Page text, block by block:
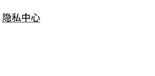
隐私中心